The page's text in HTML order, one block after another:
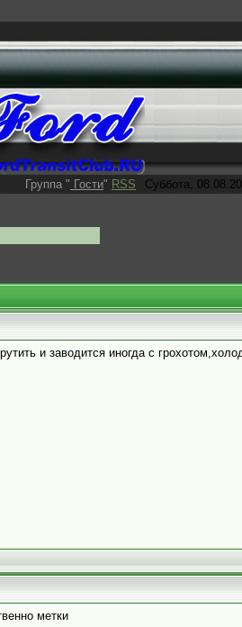
Группа " Гости" RSS
Суббота,
и заводится иногда с
метки